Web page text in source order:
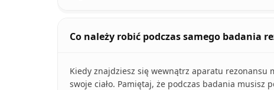
Co należy robić podczas samego badania
Kiedy znajdziesz się wewnątrz aparatu
swoje ciało. Pamiętaj, że podczas badania musisz